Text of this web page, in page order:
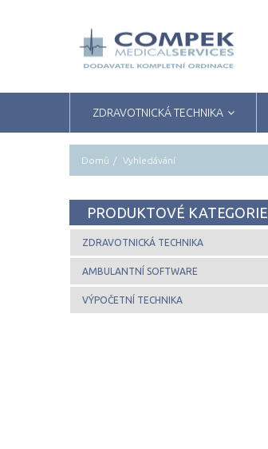
ZDRAVOTNICKÁ TECHNIKA
Domů Vyhledávání
PRODUKTOVÉ KATEGORIE
ZDRAVOTNICKÁ TECHNIKA
AMBULANTNÍ SOFTWARE
VÝPOČETNÍ TECHNIKA